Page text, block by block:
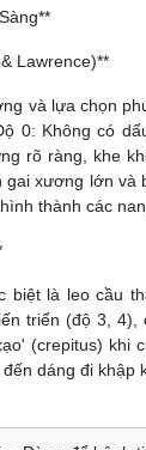
Lawrence)**
và lựa chọn
0: Không có
rõ ràng, khe
xương lớn và
thành các
là leo cầu
triển (độ 3,
(crepitus) khi
dáng đi khập